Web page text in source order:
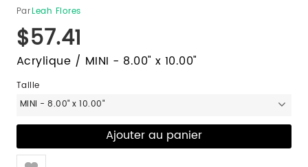
ParLeah Flores
$57.41
Acrylique / MINI - 8.00" x 10.00"
Taille
MINI - 8.00" x 10.00"
Like